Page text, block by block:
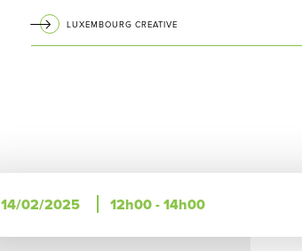
LUXEMBOURG CREATIVE
Navigation
14/02/2025 12h00 - 14h00